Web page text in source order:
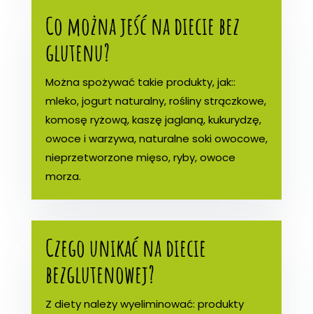
Co można jeść na diecie bez
glutenu?
Można spożywać takie produkty, jak::
mleko, jogurt naturalny, rośliny strączkowe,
komosę ryżową, kaszę jaglaną, kukurydzę,
owoce i warzywa, naturalne soki owocowe,
nieprzetworzone mięso, ryby, owoce
morza.
Czego unikać na diecie
bezglutenowej?
Z diety należy wyeliminować: produkty